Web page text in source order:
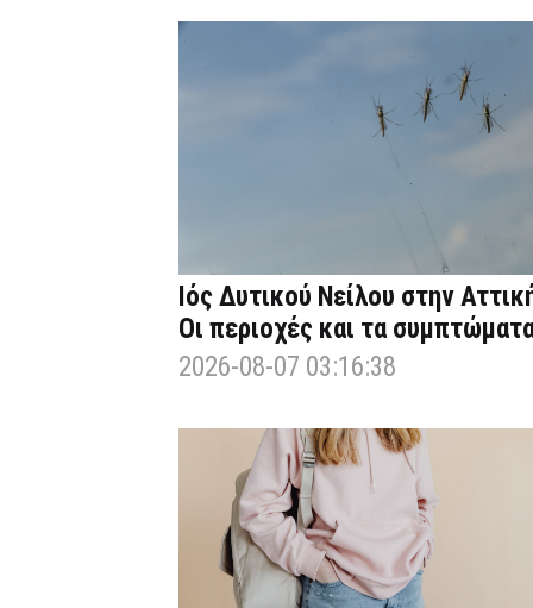
Ιός Δυτικού Νείλου στην
Οι περιοχές και τα
2026-08-07 03:16:38